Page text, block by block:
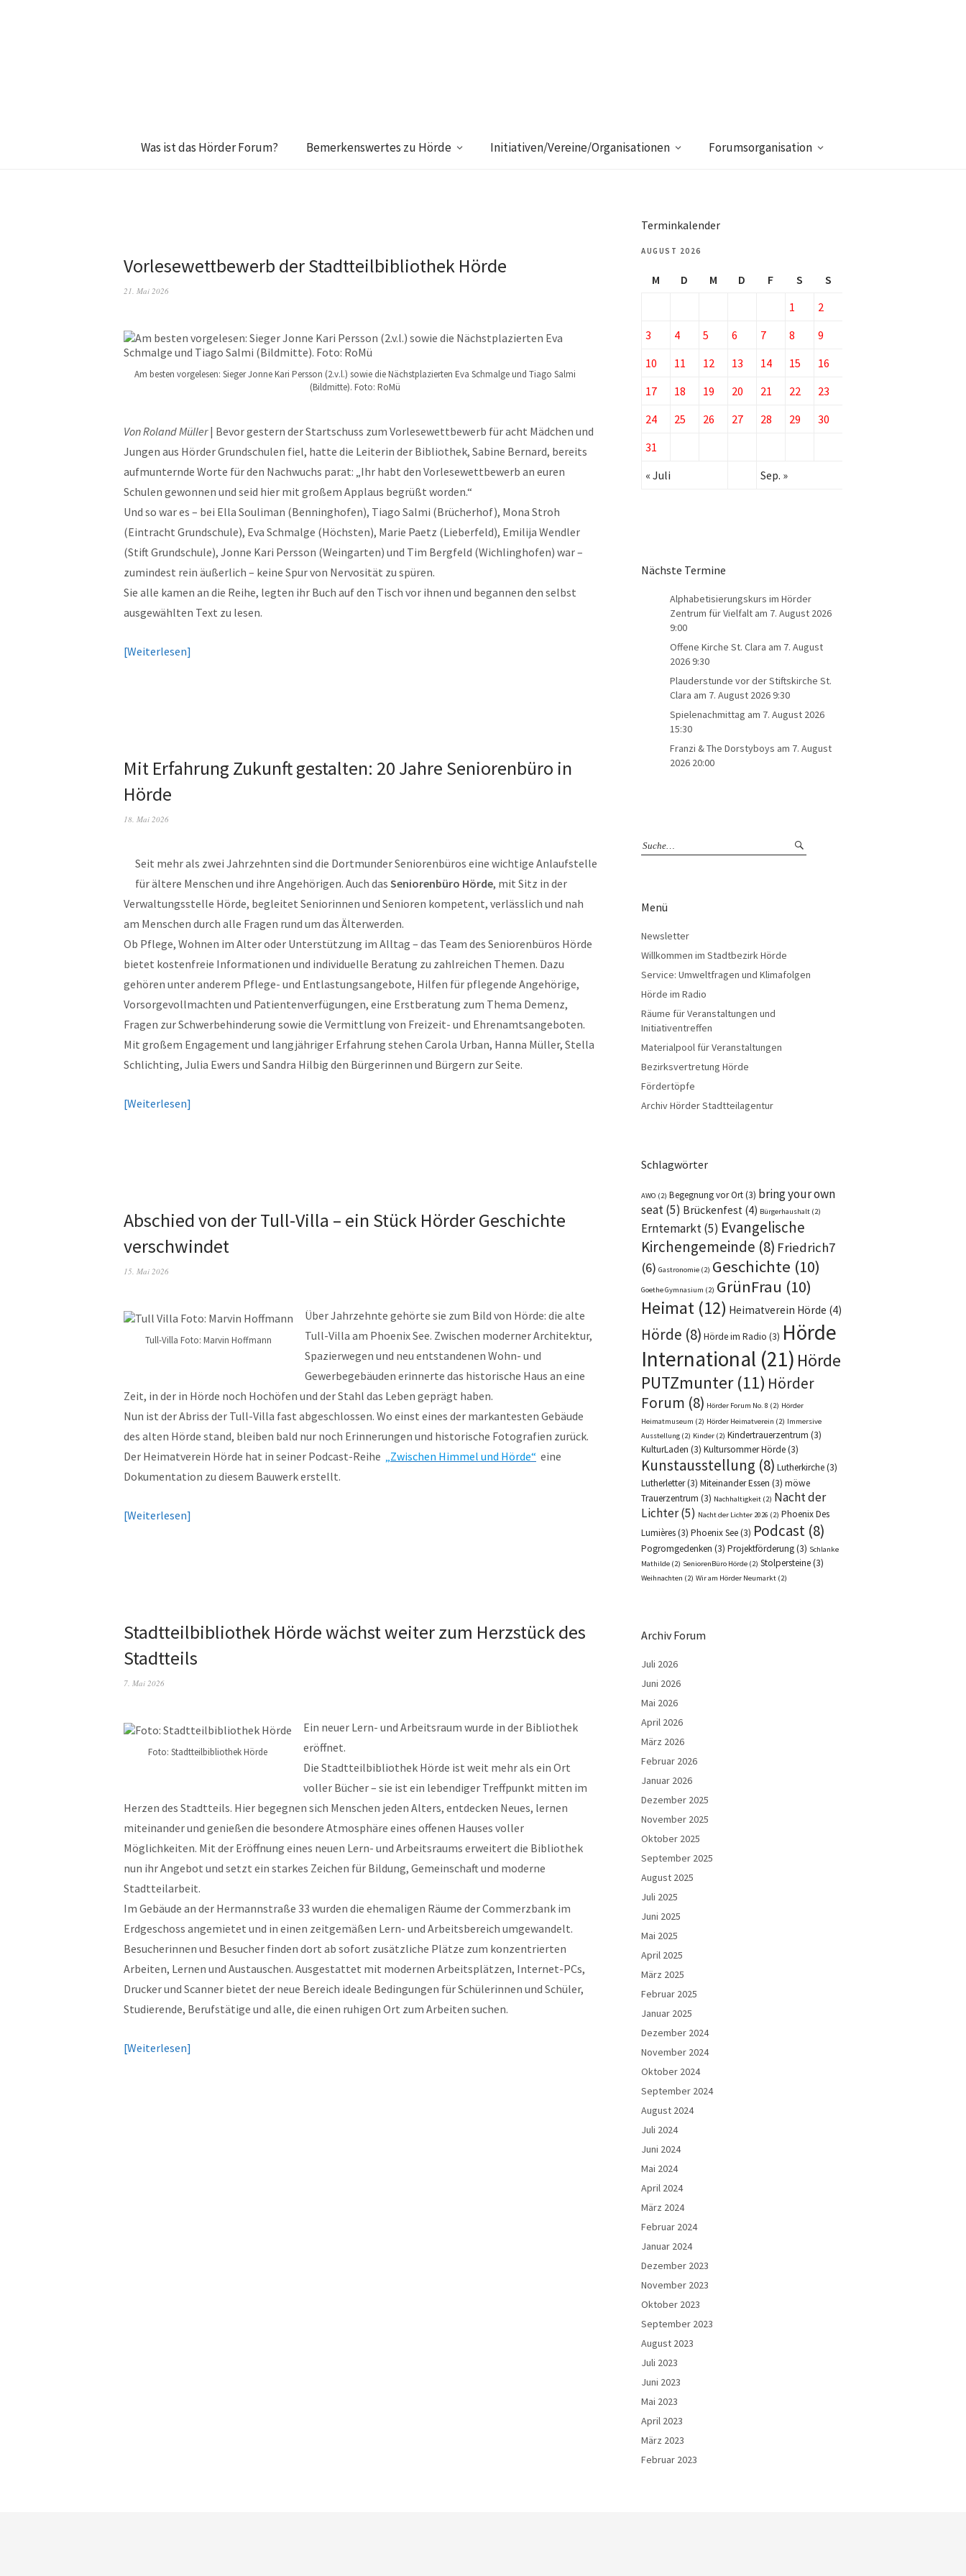
Was ist das Hörder Forum? Bemerkenswertes zu Hörde Initiativen/Vereine/Organisationen Forumsorganisation
Vorlesewettbewerb der Stadtteilbibliothek Hörde
21. Mai 2026
Am besten vorgelesen: Sieger Jonne Kari Persson (2.v.l.) sowie die Nächstplazierten Eva Schmalge und Tiago Salmi
(Bildmitte). Foto: RoMü
Von Roland Müller| Bevor gestern der Startschuss zum Vorlesewettbewerb für acht Mädchen und
Jungen aus Hörder Grundschulen fiel, hatte die Leiterin der Bibliothek, Sabine Bernard, bereits
aufmunternde Worte für den Nachwuchs parat: „Ihr habt den Vorlesewettbewerb an euren
Schulen gewonnen und seid hier mit großem Applaus begrüßt worden.“
Und so war es – bei Ella Souliman (Benninghofen), Tiago Salmi (Brücherhof), Mona Stroh
(Eintracht Grundschule), Eva Schmalge (Höchsten), Marie Paetz (Lieberfeld), Emilija Wendler
(Stift Grundschule), Jonne Kari Persson (Weingarten) und Tim Bergfeld (Wichlinghofen) war –
zumindest rein äußerlich – keine Spur von Nervosität zu spüren.
Sie alle kamen an die Reihe, legten ihr Buch auf den Tisch vor ihnen und begannen den selbst
ausgewählten Text zu lesen.
Weiterlesen
Mit Erfahrung Zukunft gestalten: 20 Jahre Seniorenbüro in
Hörde
18. Mai 2026
Seit mehr als zwei Jahrzehnten sind die Dortmunder Seniorenbüros eine wichtige Anlaufstelle
für ältere Menschen und ihre Angehörigen. Auch das Seniorenbüro Hörde, mit Sitz in der
Verwaltungsstelle Hörde, begleitet Seniorinnen und Senioren kompetent, verlässlich und nah
am Menschen durch alle Fragen rund um das Älterwerden.
Ob Pflege, Wohnen im Alter oder Unterstützung im Alltag – das Team des Seniorenbüros Hörde
bietet kostenfreie Informationen und individuelle Beratung zu zahlreichen Themen. Dazu
gehören unter anderem Pflege- und Entlastungsangebote, Hilfen für pflegende Angehörige,
Vorsorgevollmachten und Patientenverfügungen, eine Erstberatung zum Thema Demenz,
Fragen zur Schwerbehinderung sowie die Vermittlung von Freizeit- und Ehrenamtsangeboten.
Mit großem Engagement und langjähriger Erfahrung stehen Carola Urban, Hanna Müller, Stella
Schlichting, Julia Ewers und Sandra Hilbig den Bürgerinnen und Bürgern zur Seite.
Weiterlesen
Abschied von der Tull-Villa – ein Stück Hörder Geschichte
verschwindet
15. Mai 2026
Tull-Villa Foto: Marvin Hoffmann
Über Jahrzehnte gehörte sie zum Bild von Hörde: die alte
Tull-Villa am Phoenix See. Zwischen moderner Architektur,
Spazierwegen und neu entstandenen Wohn- und
Gewerbegebäuden erinnerte das historische Haus an eine
Zeit, in der in Hörde noch Hochöfen und der Stahl das Leben geprägt haben.
Nun ist der Abriss der Tull-Villa fast abgeschlossen. Wo einst eines der markantesten Gebäude
des alten Hörde stand, bleiben bald nur noch Erinnerungen und historische Fotografien zurück.
Der Heimatverein Hörde hat in seiner Podcast-Reihe „Zwischen Himmel und Hörde“ eine
Dokumentation zu diesem Bauwerk erstellt.
Weiterlesen
Stadtteilbibliothek Hörde wächst weiter zum Herzstück des
Stadtteils
7. Mai 2026
Foto: Stadtteilbibliothek Hörde
Ein neuer Lern- und Arbeitsraum wurde in der Bibliothek
eröffnet.
Die Stadtteilbibliothek Hörde ist weit mehr als ein Ort
voller Bücher – sie ist ein lebendiger Treffpunkt mitten im
Herzen des Stadtteils. Hier begegnen sich Menschen jeden Alters, entdecken Neues, lernen
miteinander und genießen die besondere Atmosphäre eines offenen Hauses voller
Möglichkeiten. Mit der Eröffnung eines neuen Lern- und Arbeitsraums erweitert die Bibliothek
nun ihr Angebot und setzt ein starkes Zeichen für Bildung, Gemeinschaft und moderne
Stadtteilarbeit.
Im Gebäude an der Hermannstraße 33 wurden die ehemaligen Räume der Commerzbank im
Erdgeschoss angemietet und in einen zeitgemäßen Lern- und Arbeitsbereich umgewandelt.
Besucherinnen und Besucher finden dort ab sofort zusätzliche Plätze zum konzentrierten
Arbeiten, Lernen und Austauschen. Ausgestattet mit modernen Arbeitsplätzen, Internet-PCs,
Drucker und Scanner bietet der neue Bereich ideale Bedingungen für Schülerinnen und Schüler,
Studierende, Berufstätige und alle, die einen ruhigen Ort zum Arbeiten suchen.
Weiterlesen
Terminkalender
AUGUST 2026
M D M D F S
S
1
2
3
4 5 6 7 8
9
10
11 12 13 14 15
16
17
18 19 20 21 22
23
24
25 26 27 28 29
30
31
« Juli
Sep. »
Nächste Termine
Alphabetisierungskurs im Hörder
Zentrum für Vielfalt am 7. August 2026
9:00
Offene Kirche St. Clara am 7. August
2026 9:30
Plauderstunde vor der Stiftskirche St.
Clara am 7. August 2026 9:30
Spielenachmittag am 7. August 2026
15:30
Franzi & The Dorstyboys am 7. August
2026 20:00
Menü
Newsletter
Willkommen im Stadtbezirk Hörde
Service: Umweltfragen und Klimafolgen
Hörde im Radio
Räume für Veranstaltungen und
Initiativentreffen
Materialpool für Veranstaltungen
Bezirksvertretung Hörde
Fördertöpfe
Archiv Hörder Stadtteilagentur
Schlagwörter
AWO (2) Begegnung vor Ort(3) bring your own
seat(5) Brückenfest (4) Bürgerhaushalt (2)
Erntemarkt(5) Evangelische
Kirchengemeinde (8) Friedrich7
(6) Gastronomie (2) Geschichte (10)
Goethe Gymnasium (2) GrünFrau (10)
Heimat (12) Heimatverein Hörde (4)
Hörde (8) Hörde im Radio (3) Hörde
International (21) Hörde
PUTZmunter(11) Hörder
Forum (8) Hörder Forum No. 8 (2) Hörder
Heimatmuseum (2) Hörder Heimatverein (2) Immersive
Ausstellung (2) Kinder (2) Kindertrauerzentrum (3)
KulturLaden (3) Kultursommer Hörde(3)
Kunstausstellung (8) Lutherkirche(3)
Lutherletter(3) Miteinander Essen (3) möwe
Trauerzentrum (3) Nachhaltigkeit (2) Nacht der
Lichter(5) Nacht der Lichter 2026 (2) Phoenix Des
Lumières(3) Phoenix See(3) Podcast (8)
Pogromgedenken (3) Projektförderung(3) Schlanke
Mathilde (2) SeniorenBüro Hörde (2) Stolpersteine(3)
Weihnachten (2) Wir am Hörder Neumarkt (2)
Archiv Forum
Juli 2026
Juni 2026
Mai 2026
April 2026
März 2026
Februar 2026
Januar 2026
Dezember 2025
November 2025
Oktober 2025
September 2025
August 2025
Juli 2025
Juni 2025
Mai 2025
April 2025
März 2025
Februar 2025
Januar 2025
Dezember 2024
November 2024
Oktober 2024
September 2024
August 2024
Juli 2024
Juni 2024
Mai 2024
April 2024
März 2024
Februar 2024
Januar 2024
Dezember 2023
November 2023
Oktober 2023
September 2023
August 2023
Juli 2023
Juni 2023
Mai 2023
April 2023
März 2023
Februar 2023